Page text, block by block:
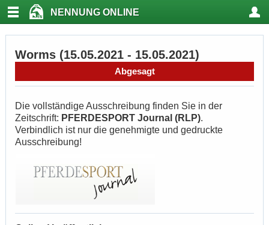
NENNUNG ONLINE
Worms (15.05.2021 - 15.05.2021)
Abgesagt
Die vollständige Ausschreibung finden Sie in der
Zeitschrift: PFERDESPORT Journal (RLP).
Verbindlich ist nur die genehmigte und gedruckte
Ausschreibung!